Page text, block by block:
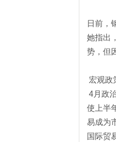
日前，
她指出
势，但
宏观政
4月政
使上半
易成为
国际贸